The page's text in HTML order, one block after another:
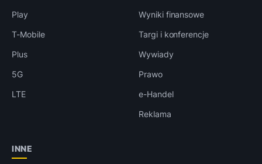
Play
T-Mobile
Plus
5G
LTE
Wyniki finansowe
Targi i konferencje
Wywiady
Prawo
e-Handel
Reklama
INNE